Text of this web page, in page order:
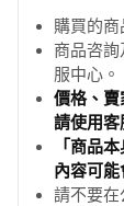
購買的商
商品咨
服中心。
價格、賣
請使用客
「商品
內容可
請不要